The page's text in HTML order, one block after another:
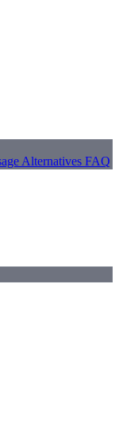
Alternatives FAQ